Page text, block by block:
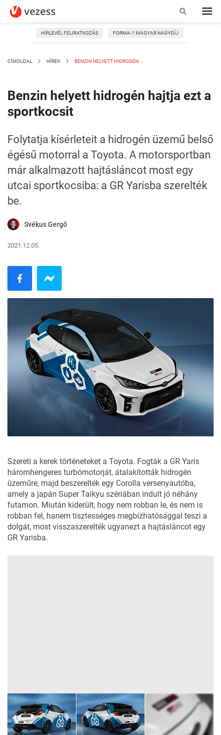
HÍRLEVÉL FELIRATKOZÁS FORMA-1 MAGYAR NAGYDÍJ
CÍMOLDAL HÍREK BENZIN HELYETT HIDROGÉN...
Benzin helyett hidrogén hajtja ezt a
sportkocsit
Folytatja kísérleteit a hidrogén üzemű belső
égésű motorral a Toyota. A motorsportban
már alkalmazott hajtásláncot most egy
utcai sportkocsiba: a GR Yarisba szerelték
be.
Svékus Gergő
2021.12.05.
Szereti a kerek történeteket a Toyota. Fogták a GR Yaris
háromhengeres turbómotorját, átalakították hidrogén
üzeműre, majd beszerelték egy Corolla versenyautóba,
amely a japán Super Taikyu szériában indult jó néhány
futamon. Miután kiderült, hogy nem robban le, és nem is
robban fel, hanem tisztességes megbízhatósággal teszi a
dolgát, most visszaszerelték ugyanezt a hajtásláncot egy
GR Yarisba.